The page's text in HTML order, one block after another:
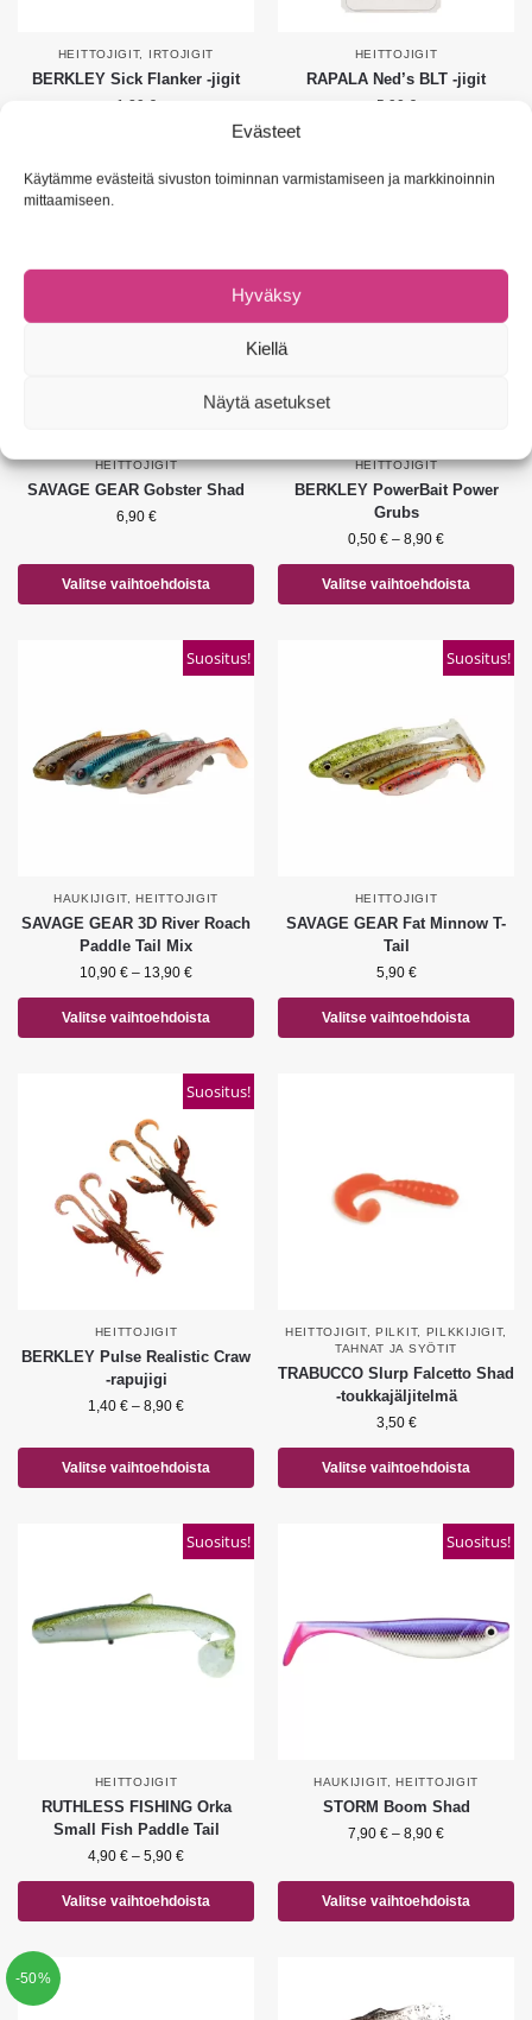
Evästeet
Käytämme evästeitä sivuston toiminnan varmistamiseen ja markkinoinnin
mittaamiseen.
Hyväksy
Kiellä
Näytä asetukset
HEITTOJIGIT, IRTOJIGIT
BERKLEY Sick Flanker -jigit
1,29 €
HEITTOJIGIT
RAPALA Ned’s BLT -jigit
5,90 €
HEITTOJIGIT
SAVAGE GEAR Gobster Shad
6,90 €
Valitse vaihtoehdoista
HEITTOJIGIT
BERKLEY PowerBait Power
Grubs
0,50 € – 8,90 €
Valitse vaihtoehdoista
Suositus!
HAUKIJIGIT,HEITTOJIGIT
SAVAGE GEAR 3D River Roach
Paddle Tail Mix
10,90 € – 13,90 €
Valitse vaihtoehdoista
Suositus!
HEITTOJIGIT
SAVAGE GEAR Fat Minnow T-
Tail
5,90 €
Valitse vaihtoehdoista
Suositus!
HEITTOJIGIT
BERKLEY Pulse Realistic Craw
-rapujigi
1,40 € – 8,90 €
Valitse vaihtoehdoista
HEITTOJIGIT,PILKIT, PILKKIJIGIT,
TAHNAT JA SYÖTIT
TRABUCCO Slurp Falcetto Shad
-toukkajäljitelmä
3,50 €
Valitse vaihtoehdoista
Suositus!
HEITTOJIGIT
RUTHLESS FISHING Orka
Small Fish Paddle Tail
4,90 € – 5,90 €
Valitse vaihtoehdoista
Suositus!
HAUKIJIGIT,HEITTOJIGIT
STORM Boom Shad
7,90 € – 8,90 €
Valitse vaihtoehdoista
-50%